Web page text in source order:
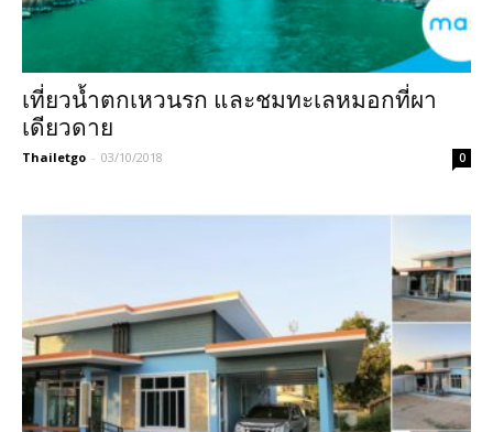
เที่ยวน้ำตกเหวนรก และชมทะเลหมอกที่ผา
เดียวดาย
Thailetgo - 03/10/2018 0